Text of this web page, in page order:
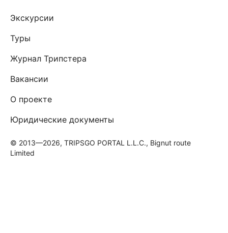
Экскурсии
Туры
Журнал Трипстера
Вакансии
О проекте
Юридические документы
© 2013—2026, TRIPSGO PORTAL L.L.C., Bignut route
Limited